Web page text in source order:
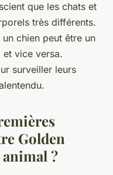
que les chats et
très différents.
chien peut être un
et vice versa.
surveiller leurs
Golden
?